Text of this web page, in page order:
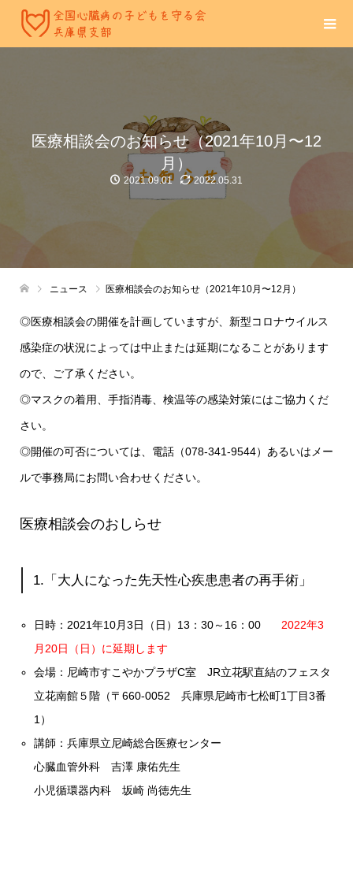
医療相談会のお知らせ（2021年10月〜12
月）
2021.09.01 2022.05.31
ニュース 医療相談会のお知らせ（2021年10月〜12月）
◎医療相談会の開催を計画していますが、新型コロナウイルス
感染症の状況によっては中止または延期になることがあります
ので、ご了承ください。
◎マスクの着用、手指消毒、検温等の感染対策にはご協力くだ
さい。
◎開催の可否については、電話（078-341-9544）あるいはメー
ルで事務局にお問い合わせください。
医療相談会のおしらせ
1.「大人になった先天性心疾患患者の再手術」
日時：2021年10月3日（ 日 ）13：30～16：00 2022年3
月20日（日）に延期します
会場：尼崎市すこやかプラザC室 JR立花駅直結のフェスタ
立花南館５階（〒660-0052 兵庫県尼崎市七松町1丁目3番
1）
講師：兵庫県立尼崎総合医療センター
心臓血管外科 吉澤 康佑先生
小児循環器内科 坂崎 尚徳先生